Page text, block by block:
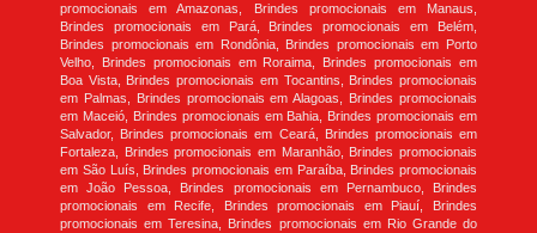
promocionais em Amazonas, Brindes promocionais em Manaus,
Brindes promocionais em Pará, Brindes promocionais em Belém,
Brindes promocionais em Rondônia, Brindes promocionais em Porto
Velho, Brindes promocionais em Roraima, Brindes promocionais em
Boa Vista, Brindes promocionais em Tocantins, Brindes promocionais
em Palmas, Brindes promocionais em Alagoas, Brindes promocionais
em Maceió, Brindes promocionais em Bahia, Brindes promocionais em
Salvador, Brindes promocionais em Ceará, Brindes promocionais em
Fortaleza, Brindes promocionais em Maranhão, Brindes promocionais
em São Luís, Brindes promocionais em Paraíba, Brindes promocionais
em João Pessoa, Brindes promocionais em Pernambuco, Brindes
promocionais em Recife, Brindes promocionais em Piauí, Brindes
promocionais em Teresina, Brindes promocionais em Rio Grande do